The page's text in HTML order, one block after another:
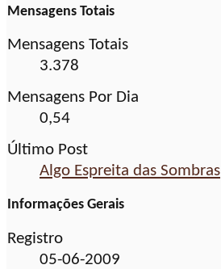
Mensagens Totais
Mensagens Totais
3.378
Mensagens Por Dia
0,54
Último Post
Algo Espreita das Sombras
Informações Gerais
Registro
05-06-2009